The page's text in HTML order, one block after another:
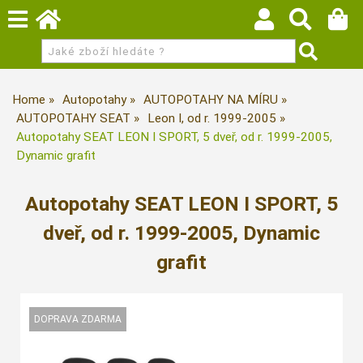
Home Autopotahy
AUTOPOTAHY NA MÍRU
AUTOPOTAHY SEAT
Leon I, od r. 1999-2005
Autopotahy SEAT LEON I SPORT, 5 dveř, od r. 1999-2005,
Dynamic grafit
Autopotahy SEAT LEON I SPORT, 5
dveř, od r. 1999-2005, Dynamic
grafit